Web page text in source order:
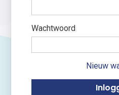
Wachtwoord
Nieuw